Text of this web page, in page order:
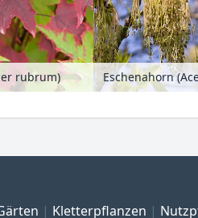
rubrum)
Kletterpflanzen